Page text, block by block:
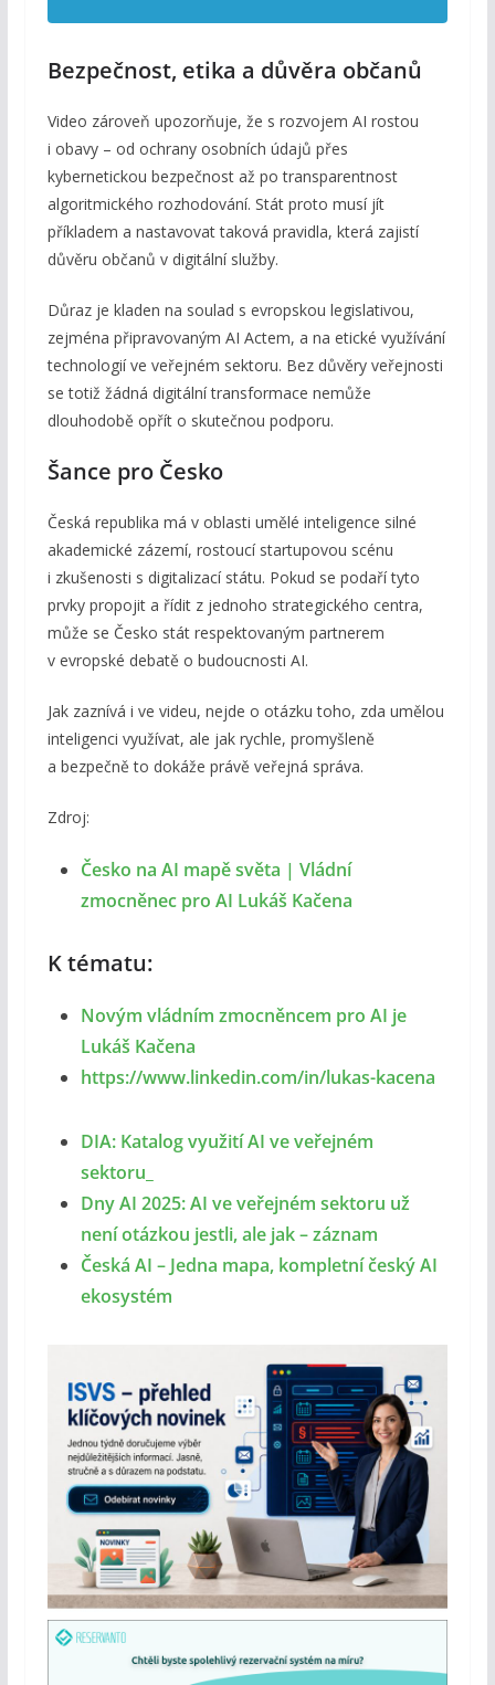
Bezpečnost, etika a důvěra občanů
Video zároveň upozorňuje, že s rozvojem AI rostou
i obavy – od ochrany osobních údajů přes
kybernetickou bezpečnost až po transparentnost
algoritmického rozhodování. Stát proto musí jít
příkladem a nastavovat taková pravidla, která zajistí
důvěru občanů v digitální služby.
Důraz je kladen na soulad s evropskou legislativou,
zejména připravovaným AI Actem, a na etické využívání
technologií ve veřejném sektoru. Bez důvěry veřejnosti
se totiž žádná digitální transformace nemůže
dlouhodobě opřít o skutečnou podporu.
Šance pro Česko
Česká republika má v oblasti umělé inteligence silné
akademické zázemí, rostoucí startupovou scénu
i zkušenosti s digitalizací státu. Pokud se podaří tyto
prvky propojit a řídit z jednoho strategického centra,
může se Česko stát respektovaným partnerem
v evropské debatě o budoucnosti AI.
Jak zaznívá i ve videu, nejde o otázku toho, zda umělou
inteligenci využívat, ale jak rychle, promyšleně
a bezpečně to dokáže právě veřejná správa.
Zdroj:
Česko na AI mapě světa | Vládní
zmocněnec pro AI Lukáš Kačena
K tématu:
Novým vládním zmocněncem pro AI je
Lukáš Kačena
https://www.linkedin.com/in/lukas-kacena
DIA: Katalog využití AI ve veřejném
sektoru_
Dny AI 2025: AI ve veřejném sektoru už
není otázkou jestli, ale jak – záznam
Česká AI – Jedna mapa, kompletní český AI
ekosystém